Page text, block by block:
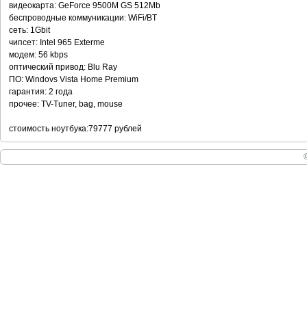
видеокарта: GeForce 9500M GS 512Mb
беспроводные коммуникации: WiFi/BT
сеть: 1Gbit
чипсет: Intel 965 Exterme
модем: 56 kbps
оптический привод: Blu Ray
ПО: Windovs Vista Home Premium
гарантия: 2 года
прочее: TV-Tuner, bag, mouse
стоимость ноутбука:79777 рублей